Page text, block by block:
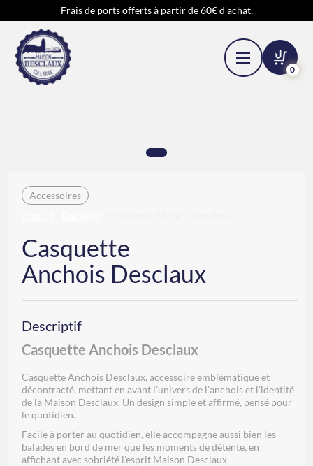
Frais de ports offerts à partir de 60€ d'achat.
0
Accessoires
Casquette
Anchois Desclaux
Descriptif
Casquette Anchois Desclaux
Casquette Anchois Desclaux, accessoire emblématique et
décontracté, mettant en avant l’univers de l’anchois et l’identité
de la Maison Desclaux. Un design simple et affirmé, pensé pour
le quotidien.
Facile à porter au quotidien, elle accompagne aussi bien les
balades en bord de mer que les moments de détente, en
affichant avec sobriété l’esprit Maison Desclaux.